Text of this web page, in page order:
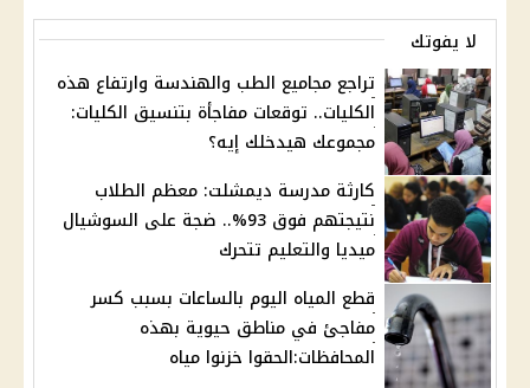
لا يفوتك
تراجع مجاميع الطب والهندسة وارتفاع هذه
الكليات.. توقعات مفاجأة بتنسيق الكليات:
مجموعك هيدخلك إيه؟
كارثة مدرسة ديمشلت: معظم الطلاب
نتيجتهم فوق 93%.. ضجة على السوشيال
ميديا والتعليم تتحرك
قطع المياه اليوم بالساعات بسبب كسر
مفاجئ في مناطق حيوية بهذه
المحافظات:الحقوا خزنوا مياه